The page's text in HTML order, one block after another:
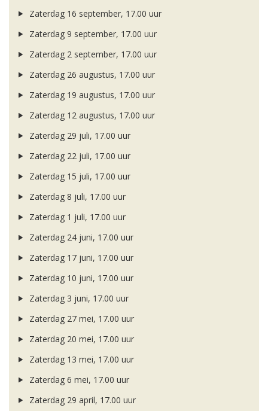
Zaterdag 16 september, 17.00 uur
Zaterdag 9 september, 17.00 uur
Zaterdag 2 september, 17.00 uur
Zaterdag 26 augustus, 17.00 uur
Zaterdag 19 augustus, 17.00 uur
Zaterdag 12 augustus, 17.00 uur
Zaterdag 29 juli, 17.00 uur
Zaterdag 22 juli, 17.00 uur
Zaterdag 15 juli, 17.00 uur
Zaterdag 8 juli, 17.00 uur
Zaterdag 1 juli, 17.00 uur
Zaterdag 24 juni, 17.00 uur
Zaterdag 17 juni, 17.00 uur
Zaterdag 10 juni, 17.00 uur
Zaterdag 3 juni, 17.00 uur
Zaterdag 27 mei, 17.00 uur
Zaterdag 20 mei, 17.00 uur
Zaterdag 13 mei, 17.00 uur
Zaterdag 6 mei, 17.00 uur
Zaterdag 29 april, 17.00 uur